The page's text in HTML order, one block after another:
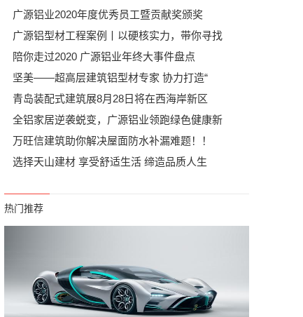
广源铝业2020年度优秀员工暨贡献奖颁奖
广源铝型材工程案例丨以硬核实力，带你寻找
陪你走过2020 广源铝业年终大事件盘点
坚美——超高层建筑铝型材专家 协力打造“
青岛装配式建筑展8月28日将在西海岸新区
全铝家居逆袭蜕变，广源铝业领跑绿色健康新
万旺信建筑助你解决屋面防水补漏难题！！
选择天山建材 享受舒适生活 缔造品质人生
热门推荐